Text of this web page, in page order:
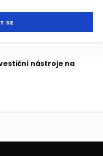
nástroje na